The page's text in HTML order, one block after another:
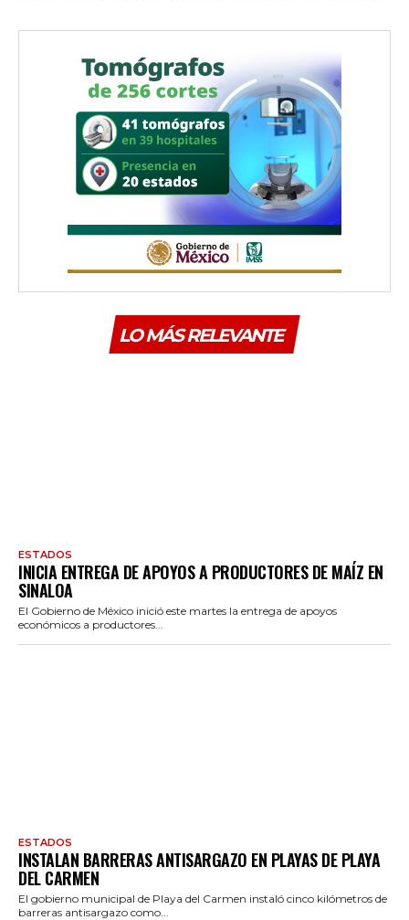
LO MÁS RELEVANTE
ESTADOS
INICIA ENTREGA DE APOYOS A PRODUCTORES DE MAÍZ EN
SINALOA
El Gobierno de México inició este martes la entrega de apoyos
económicos a productores...
ESTADOS
INSTALAN BARRERAS ANTISARGAZO EN PLAYAS DE PLAYA
DEL CARMEN
El gobierno municipal de Playa del Carmen instaló cinco kilómetros de
barreras antisargazo como...